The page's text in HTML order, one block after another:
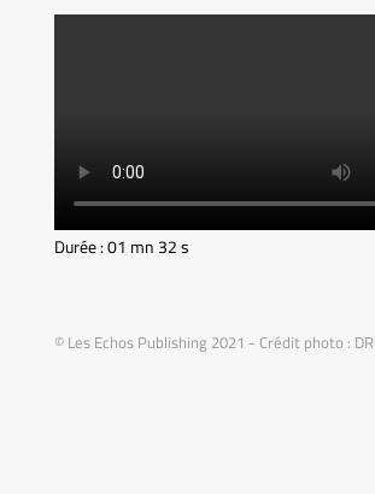
Durée : 01 mn 32 s
© Les Echos Publishing 2021 - Crédit photo : DR